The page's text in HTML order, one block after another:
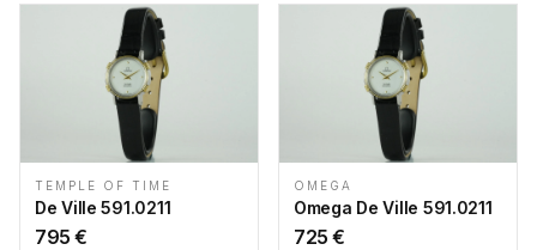
TEMPLE OF TIME
De Ville 591.0211
795 €
OMEGA
Omega De Ville 591.0211
725 €